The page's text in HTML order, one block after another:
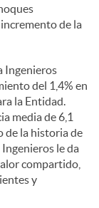
de la
Ingenieros
del 1,4% en
la Entidad.
media de 6,1
de la historia de
le da
compartido,
y